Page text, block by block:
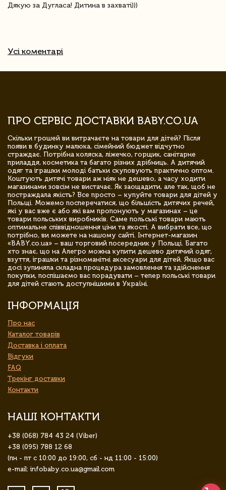
Дякую за Дугласа! Дитина в захваті)))
Усі коментарі
ПРО СЕРВІС ДОСТАВКИ BABY.CO.UA
Скільки грошей ви витрачаєте на товари для дітей? Після
появи в будинку малюка, сімейний бюджет відчутно
страждає. Потрібна коляска, ліжечко, горщик, санітарне
приладдя, косметика та багато різних дрібниць. А дитячий
одяг та іграшки молоді батьки скуповують практично оптом.
Коштують дитячі товари аж ніяк не дешево, а часу ходити
магазинами зовсім не вистачає. Як заощадити, але так, щоб не
постраждала якість? Все просто – купуйте товари для дітей у
Польщі. Можемо посперечатися, що більшість дитячих речей,
які у вас вже є або які вам пропонують у магазинах – це
товари польських виробників. Саме польські товари мають
оптимальне співвідношення ціни та якості. А вибрати все, що
потрібно, ви можете на нашому сайті. Інтернет-магазин
«BABY.co.ua» – ваш торговий посередник у Польщі. Багато
хто знає, що на Алегро можна купити дешево дитячий одяг,
взуття, іграшки та різноманітні аксесуари для дітей. Якщо вас
досі зупиняла складна процедура замовлення та здійснення
покупки, поспішаємо вас порадувати – тепер польські товари
для дітей стають доступнішими в Україні.
ІНФОРМАЦІЯ
Про нас
Каталог товарів
Доставка і оплата
Відгуки
FAQ
Трекінг доставки
Контакти
НАШІ КОНТАКТИ
+38 (068) 784 43 24 (Viber)
+38 (095) 788 12 68
(пн - пт с 10:00 до 19:00, сб - нд 11:00 - 15:00)
e-mail: infobaby.co.ua@gmail.com